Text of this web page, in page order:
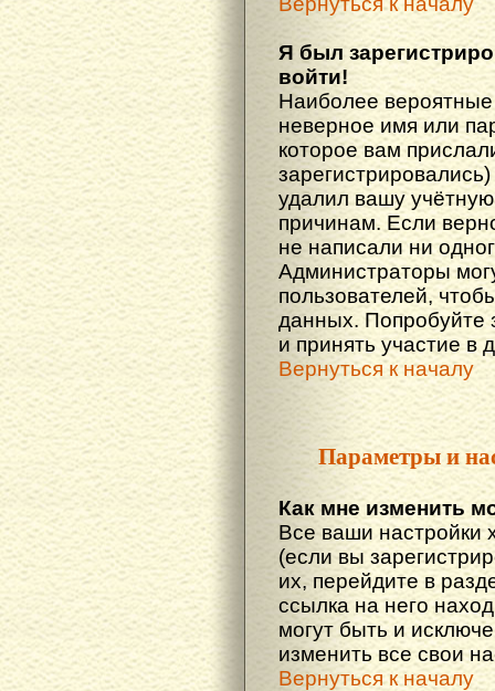
Я был
войти!
Наиболее
неверное имя или
которое вам
удалил вашу
причинам. Если
не написали ни
Администраторы
пользователей,
данных. Попробуйте
и принять участие в
Вернуться к началу
Параметры и
Как мне изменить
Все ваши настройки
(если вы
их, перейдите в
ссылка на него
могут быть и
изменить все свои
Вернуться к началу